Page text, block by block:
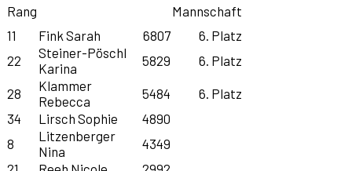
Rang
Mannschaft
11
Fink Sarah 6807
6. Platz
22
Steiner-Pöschl
Karina
5829 6. Platz
28
Klammer
Rebecca
5484
6. Platz
34
Lirsch Sophie
4890
8
Litzenberger
Nina
4349